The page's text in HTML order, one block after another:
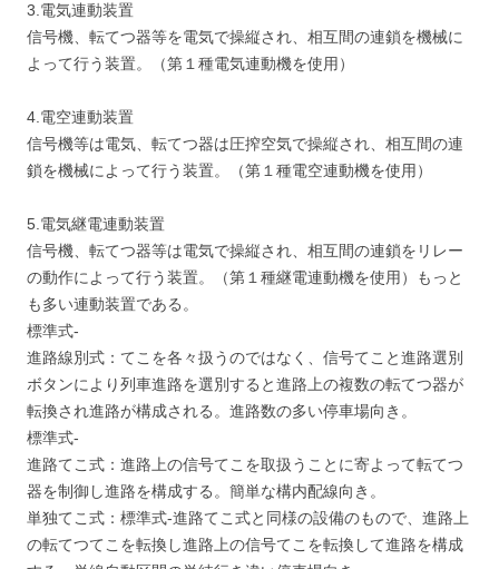
3.電気連動装置
信号機、転てつ器等を電気で操縦され、相互間の連鎖を機械に
よって行う装置。（第１種電気連動機を使用）
4.電空連動装置
信号機等は電気、転てつ器は圧搾空気で操縦され、相互間の連
鎖を機械によって行う装置。（第１種電空連動機を使用）
5.電気継電連動装置
信号機、転てつ器等は電気で操縦され、相互間の連鎖をリレー
の動作によって行う装置。（第１種継電連動機を使用）もっと
も多い連動装置である。
標準式-
進路線別式：てこを各々扱うのではなく、信号てこと進路選別
ボタンにより列車進路を選別すると進路上の複数の転てつ器が
転換され進路が構成される。進路数の多い停車場向き。
標準式-
進路てこ式：進路上の信号てこを取扱うことに寄よって転てつ
器を制御し進路を構成する。簡単な構内配線向き。
単独てこ式：標準式-進路てこ式と同様の設備のもので、進路上
の転てつてこを転換し進路上の信号てこを転換して進路を構成